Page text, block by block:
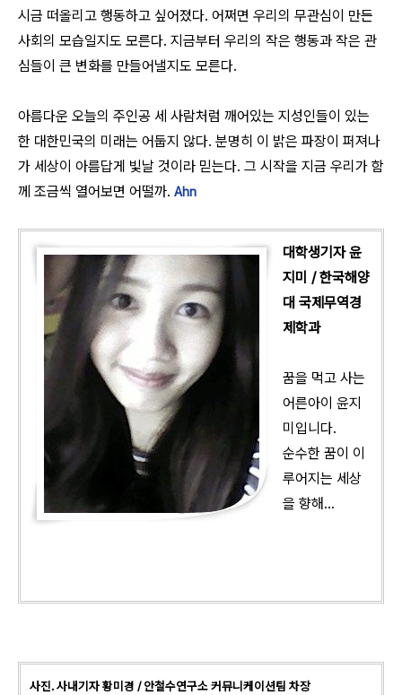
시금 떠올리고 행동하고 싶어졌다. 어쩌면 우리의 무관심이 만든
사회의 모습일지도 모른다. 지금부터 우리의 작은 행동과 작은 관
심들이 큰 변화를 만들어낼지도 모른다.
아름다운 오늘의 주인공 세 사람처럼 깨어있는 지성인들이 있는
한 대한민국의 미래는 어둡지 않다. 분명히 이 밝은 파장이 퍼져나
가 세상이 아름답게 빛날 것이라 믿는다. 그 시작을 지금 우리가 함
께 조금씩 열어보면 어떨까. Ahn
대학생기자 윤
지미 / 한국해양
대 국제무역경
제학과
꿈을 먹고 사는
어른아이 윤지
미입니다.
순수한 꿈이 이
루어지는 세상
을 향해...
사진. 사내기자 황미경 / 안철수연구소 커뮤니케이션팀 차장